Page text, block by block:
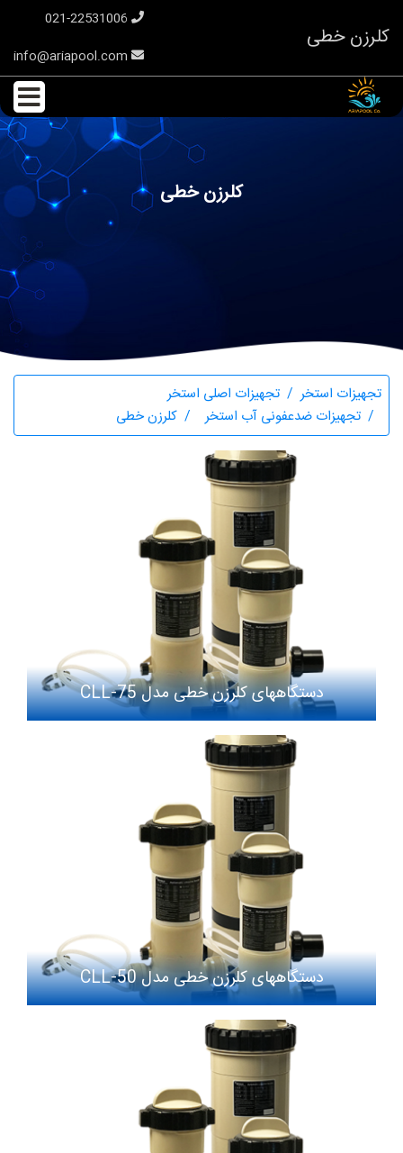
کلرزن خطی
کلرزن خطی
تجهیزات استخر
تجهیزات اصلی استخر
تجهیزات ضدعفونی آب استخر
کلرزن خطی
دستگاههای کلرزن خطی مدل CLL-75
دستگاههای کلرزن خطی مدل CLL-50